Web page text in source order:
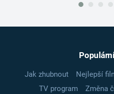
Jak zhubnout Nejlepší
TV program
Změna